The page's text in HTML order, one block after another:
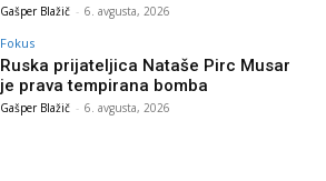
Gašper Blažič - 6. avgusta, 2026
Fokus
Ruska prijateljica Nataše Pirc Musar
je prava tempirana bomba
Gašper Blažič - 6. avgusta, 2026